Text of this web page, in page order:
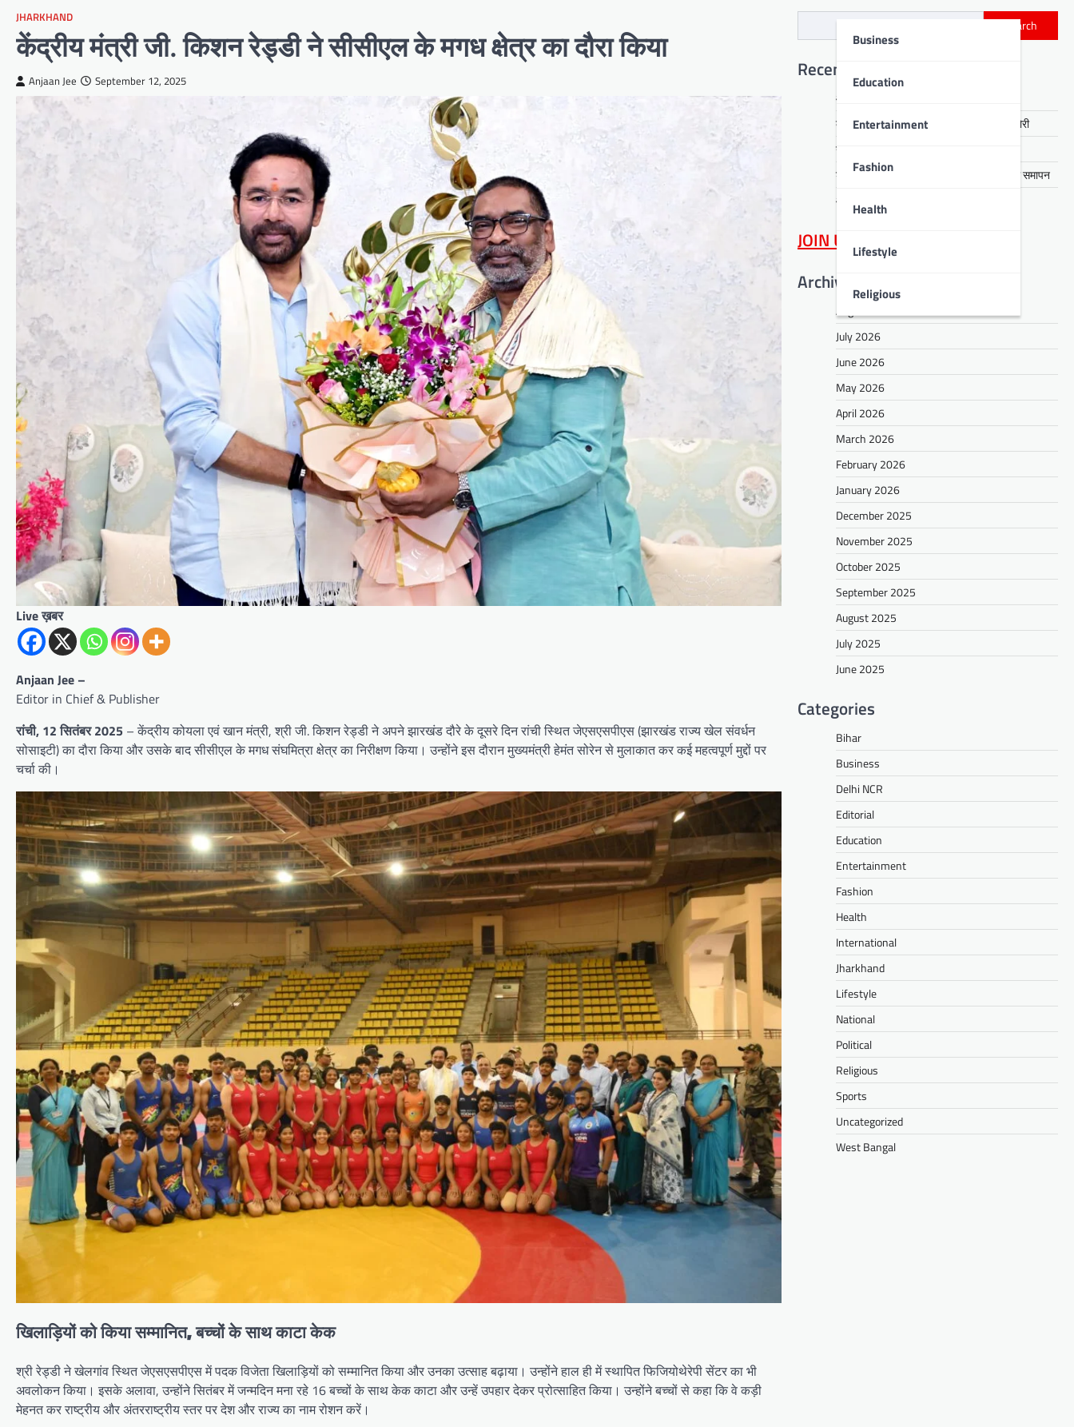
Business
Education
Entertainment
Fashion
Health
Lifestyle
Religious
JHARKHAND
केंद्रीय मंत्री जी. किशन रेड्डी ने सीसीएल के मगध क्षेत्र का दौरा किया
Anjaan Jee September 12, 2025
Live ख़बर
Anjaan Jee –
Editor in Chief & Publisher
रांची, 12 सितंबर 2025 – केंद्रीय कोयला एवं खान मंत्री, श्री जी. किशन रेड्डी ने अपने झारखंड दौरे के दूसरे दिन रांची स्थित जेएसएसपीएस (झारखंड राज्य खेल संवर्धन
सोसाइटी) का दौरा किया और उसके बाद सीसीएल के मगध संघमित्रा क्षेत्र का निरीक्षण किया। उन्होंने इस दौरान मुख्यमंत्री हेमंत सोरेन से मुलाकात कर कई महत्वपूर्ण मुद्दों पर
चर्चा की।
खिलाड़ियों को किया सम्मानित, बच्चों के साथ काटा केक
श्री रेड्डी ने खेलगांव स्थित जेएसएसपीएस में पदक विजेता खिलाड़ियों को सम्मानित किया और उनका उत्साह बढ़ाया। उन्होंने हाल ही में स्थापित फिजियोथेरेपी सेंटर का भी
अवलोकन किया। इसके अलावा, उन्होंने सितंबर में जन्मदिन मना रहे 16 बच्चों के साथ केक काटा और उन्हें उपहार देकर प्रोत्साहित किया। उन्होंने बच्चों से कहा कि वे कड़ी
मेहनत कर राष्ट्रीय और अंतरराष्ट्रीय स्तर पर देश और राज्य का नाम रोशन करें।
Search
Recent Posts
आरती हेंब्रम हत्याकांड का खुलासा, तीन गिरफ्तार
कसमार में सेवानिवृत्त CCL कर्मी के घर लाखों की चोरी
नावाडीह में तीन अर्थियों ने रुलाया पूरा गांव
डीपीएस बोकारो में रंगारंग समूह नृत्य से ‘धरोहर’ का समापन
आईआईटी पटना में नशा मुक्ति का संदेश
JOIN US
Archives
August 2026
July 2026
June 2026
May 2026
April 2026
March 2026
February 2026
January 2026
December 2025
November 2025
October 2025
September 2025
August 2025
July 2025
June 2025
Categories
Bihar
Business
Delhi NCR
Editorial
Education
Entertainment
Fashion
Health
International
Jharkhand
Lifestyle
National
Political
Religious
Sports
Uncategorized
West Bangal